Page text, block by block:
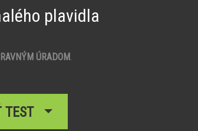
plavidla
ÚRADOM.
TEST